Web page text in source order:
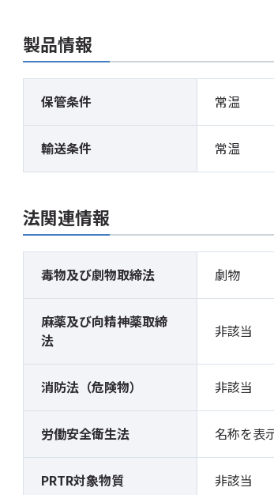
製品情報
保管条件 常温
輸送条件 常温
法関連情報
毒物及び劇物取締法 劇物
麻薬及び向精神薬取締
法
非該当
消防法（危険物） 非該当
労働安全衛生法 名称を表
PRTR対象物質 非該当